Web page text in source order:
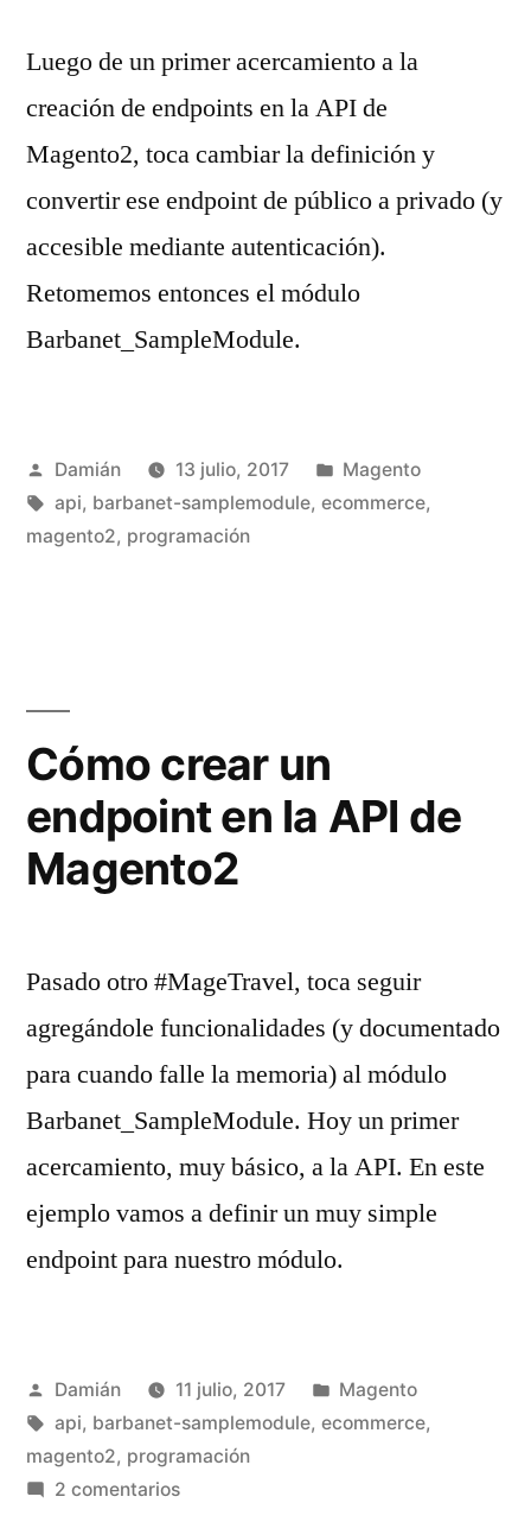
Luego de un primer acercamiento a la
creación de endpoints en la API de
Magento2, toca cambiar la definición y
convertir ese endpoint de público a privado (y
accesible mediante autenticación).
Retomemos entonces el módulo
Barbanet_SampleModule.
Publicado
por
Damián 13 julio, 2017
Publicado
en
Magento
Etiquetas:
api, barbanet-samplemodule, ecommerce,
magento2, programación
Cómo crear un
endpoint en la API de
Magento2
Pasado otro #MageTravel, toca seguir
agregándole funcionalidades (y documentado
para cuando falle la memoria) al módulo
Barbanet_SampleModule. Hoy un primer
acercamiento, muy básico, a la API. En este
ejemplo vamos a definir un muy simple
endpoint para nuestro módulo.
Publicado
por
Damián 11 julio, 2017
Publicado
en
Magento
Etiquetas:
api, barbanet-samplemodule, ecommerce,
magento2, programación
2 comentariosen